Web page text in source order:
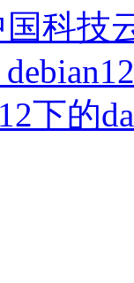
科技
下的